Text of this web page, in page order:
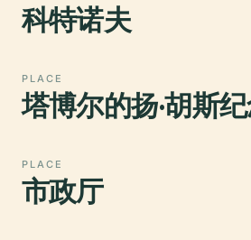
科特诺夫
PLACE
塔博尔的扬·胡斯
PLACE
市政厅